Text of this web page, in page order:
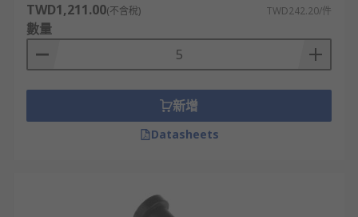
TWD1,211.00(不含稅) TWD242.20/件
數量
新增
Datasheets